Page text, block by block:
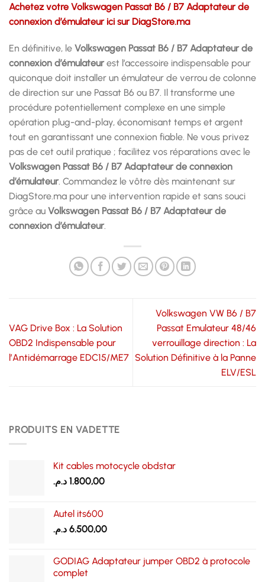
Achetez votre Volkswagen Passat B6 / B7 Adaptateur de
connexion d’émulateur ici sur DiagStore.ma
En définitive, le Volkswagen Passat B6 / B7 Adaptateur de
connexion d’émulateurest l’accessoire indispensable pour
quiconque doit installer un émulateur de verrou de colonne
de direction sur une Passat B6 ou B7. Il transforme une
procédure potentiellement complexe en une simple
opération plug-and-play, économisant temps et argent
tout en garantissant une connexion fiable. Ne vous privez
pas de cet outil pratique ; facilitez vos réparations avec le
Volkswagen Passat B6 / B7 Adaptateur de connexion
d’émulateur. Commandez le vôtre dès maintenant sur
DiagStore.ma pour une intervention rapide et sans souci
grâce au Volkswagen Passat B6 / B7 Adaptateur de
connexion d’émulateur.
VAG Drive Box : La Solution
OBD2 Indispensable pour
l’Antidémarrage EDC15/ME7
Volkswagen VW B6 / B7
Passat Emulateur 48/46
verrouillage direction : La
Solution Définitive à la Panne
ELV/ESL
PRODUITS EN VADETTE
Kit cables motocycle obdstar
1.800,00 د.م.
Autel its600
6.500,00 د.م.
GODIAG Adaptateur jumper OBD2 à protocole
complet